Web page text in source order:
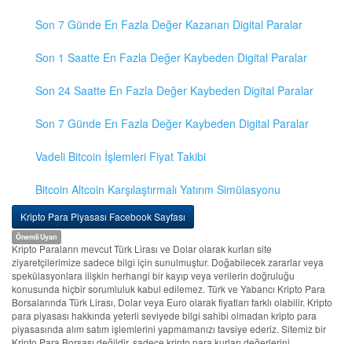
Son 7 Günde En Fazla Değer Kazanan Digital Paralar
Son 1 Saatte En Fazla Değer Kaybeden Digital Paralar
Son 24 Saatte En Fazla Değer Kaybeden Digital Paralar
Son 7 Günde En Fazla Değer Kaybeden Digital Paralar
Vadeli Bitcoin İşlemleri Fiyat Takibi
Bitcoin Altcoin Karşılaştırmalı Yatırım Simülasyonu
Kripto Para Piyasası Facebook Sayfası
Önemli Uyarı
Kripto Paraların mevcut Türk Lirası ve Dolar olarak kurları site
ziyaretçilerimize sadece bilgi için sunulmuştur. Doğabilecek zararlar veya
spekülasyonlara ilişkin herhangi bir kayıp veya verilerin doğruluğu
konusunda hiçbir sorumluluk kabul edilemez. Türk ve Yabancı Kripto Para
Borsalarında Türk Lirası, Dolar veya Euro olarak fiyatları farklı olabilir. Kripto
para piyasası hakkında yeterli seviyede bilgi sahibi olmadan kripto para
piyasasında alım satım işlemlerini yapmamanızı tavsiye ederiz. Sitemiz bir